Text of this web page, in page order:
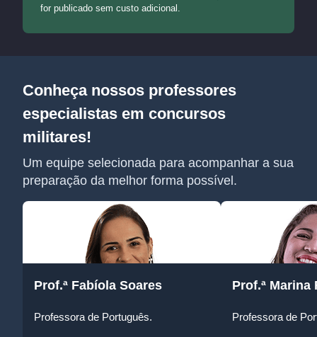
for publicado sem custo adicional.
Conheça nossos professores
especialistas em concursos
militares!
Um equipe selecionada para acompanhar a sua
preparação da melhor forma possível.
Prof.ª Fabíola Soares
Professora de Português.
Prof.ª Marina
Professora de